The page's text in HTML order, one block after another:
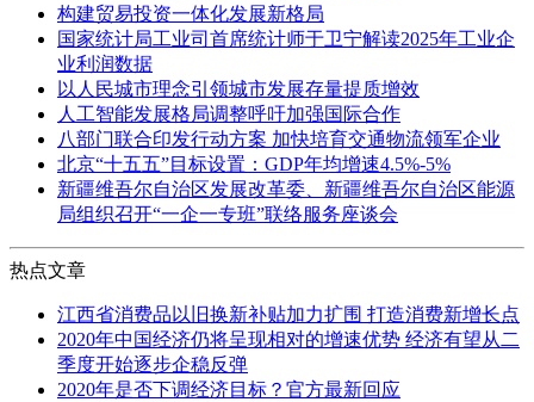
构建贸易投资一体化发展新格局
国家统计局工业司首席统计师于卫宁解读2025年工业企
业利润数据
以人民城市理念引领城市发展存量提质增效
人工智能发展格局调整呼吁加强国际合作
八部门联合印发行动方案 加快培育交通物流领军企业
北京“十五五”目标设置：GDP年均增速4.5%-5%
新疆维吾尔自治区发展改革委、新疆维吾尔自治区能源
局组织召开“一企一专班”联络服务座谈会
热点文章
江西省消费品以旧换新补贴加力扩围 打造消费新增长点
2020年中国经济仍将呈现相对的增速优势 经济有望从二
季度开始逐步企稳反弹
2020年是否下调经济目标？官方最新回应